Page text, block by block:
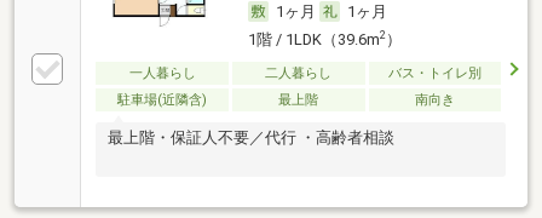
1ヶ月
1ヶ月
1階 / 1LDK（39.6m2）
一人暮らし 二人暮らし
バス・トイレ別
駐車場(近隣含)
最上階 南向き
最上階・保証人不要／代行 ・高齢者相談